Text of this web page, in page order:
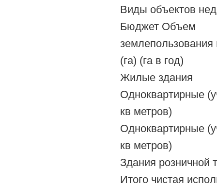
Виды объектов
Бюджет Объем
(га) (га в год)
Жилые здания
Одноквартирные
кв метров)
Одноквартирные
кв метров)
Здания розничной
Итого чистая